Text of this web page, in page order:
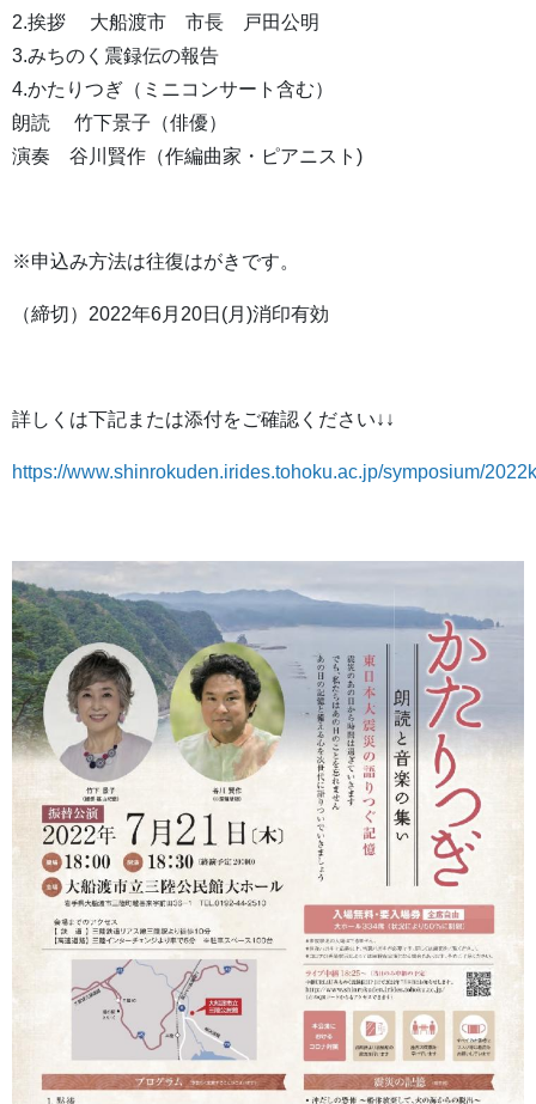
2.挨拶 大船渡市 市長 戸田公明
3.みちのく震録伝の報告
4.かたりつぎ（ミニコンサート含む）
朗読 竹下景子（俳優）
演奏 谷川賢作（作編曲家・ピアニスト)
※申込み方法は往復はがきです。
（締切）2022年6月20日(月)消印有効
詳しくは下記または添付をご確認ください↓↓
https://www.shinrokuden.irides.tohoku.ac.jp/symposium/